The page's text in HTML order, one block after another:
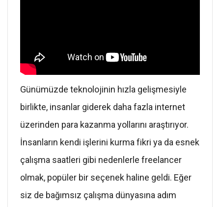
Günümüzde teknolojinin hızla gelişmesiyle
birlikte, insanlar giderek daha fazla internet
üzerinden para kazanma yollarını araştırıyor.
İnsanların kendi işlerini kurma fikri ya da esnek
çalışma saatleri gibi nedenlerle freelancer
olmak, popüler bir seçenek haline geldi. Eğer
siz de bağımsız çalışma dünyasına adım